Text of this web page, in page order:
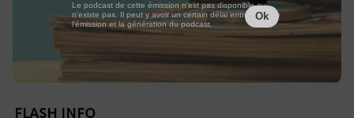
FLASH INFO
Le podcast de cette émission n'est pas disponible ou
n'existe pas. Il peut y avoir un certain délai entre la fin de
l'émission et la génération du podcast.
Ok